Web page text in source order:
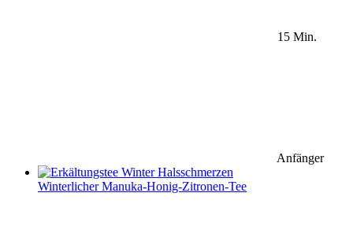
15 Min.
Anfänger
Winterlicher Manuka-Honig-Zitronen-Tee